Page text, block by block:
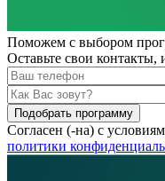
Поможем с выбором
Оставьте свои
Подобрать программу
Согласен (-на) с
политики